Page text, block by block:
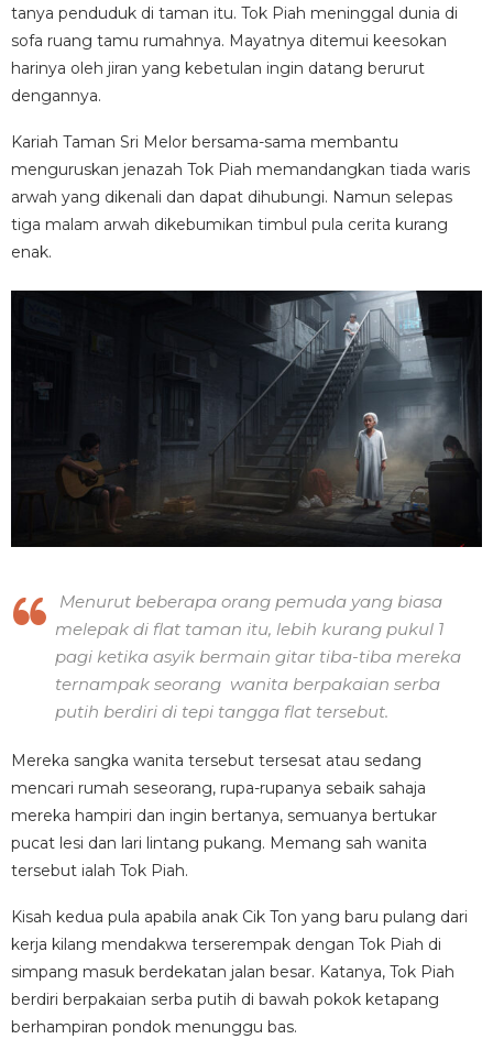
tanya penduduk di taman itu. Tok Piah meninggal dunia di
sofa ruang tamu rumahnya. Mayatnya ditemui keesokan
harinya oleh jiran yang kebetulan ingin datang berurut
dengannya.
Kariah Taman Sri Melor bersama-sama membantu
menguruskan jenazah Tok Piah memandangkan tiada waris
arwah yang dikenali dan dapat dihubungi. Namun selepas
tiga malam arwah dikebumikan timbul pula cerita kurang
enak.
Menurut beberapa orang pemuda yang biasa
melepak di flat taman itu, lebih kurang pukul 1
pagi ketika asyik bermain gitar tiba-tiba mereka
ternampak seorang wanita berpakaian serba
putih berdiri di tepi tangga flat tersebut.
Mereka sangka wanita tersebut tersesat atau sedang
mencari rumah seseorang, rupa-rupanya sebaik sahaja
mereka hampiri dan ingin bertanya, semuanya bertukar
pucat lesi dan lari lintang pukang. Memang sah wanita
tersebut ialah Tok Piah.
Kisah kedua pula apabila anak Cik Ton yang baru pulang dari
kerja kilang mendakwa terserempak dengan Tok Piah di
simpang masuk berdekatan jalan besar. Katanya, Tok Piah
berdiri berpakaian serba putih di bawah pokok ketapang
berhampiran pondok menunggu bas.